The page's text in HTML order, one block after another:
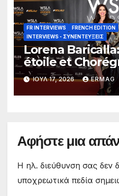
FR INTERVIEWS
FRENCH EDITION
INTERVIEWS - ΣΥΝΕΝΤΕΎΞΕΙΣ
Lorena
étoile et
Chanteuse,
de Cérémonie,
Productrice.
ΙΟΎΛ 17, 2026 ERMAG
Αφήστε μια
Η ηλ. διεύθυνση σας δεν
υποχρεωτικά πεδία